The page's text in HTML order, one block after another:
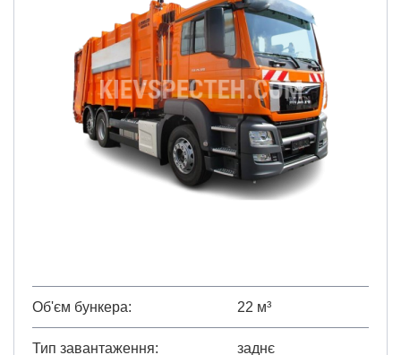
Об'єм бункера 22 м³
Тип завантаження заднє